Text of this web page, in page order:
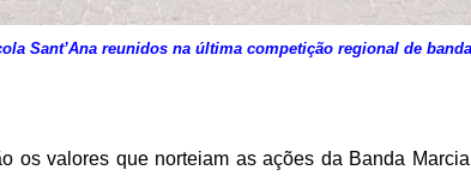
Sant’Ana reunidos na última competição regional de
os valores que norteiam as ações da Banda